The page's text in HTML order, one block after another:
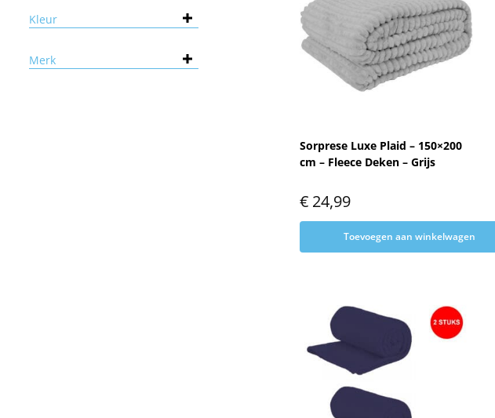
Sorprese Luxe Plaid – 150×200
cm – Fleece Deken – Grijs
€24,99
Toevoegen aan winkelwagen
Kleur
Merk